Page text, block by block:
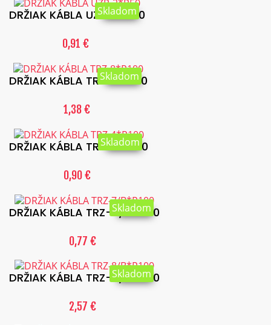
DRŽIAK KÁBLA UZP-2*P50
0,91 €
Skladom
DRŽIAK KÁBLA TRZ-8*P100
1,38 €
Skladom
DRŽIAK KÁBLA TRZ-4*P100
0,90 €
Skladom
DRŽIAK KÁBLA TRZ-7/B*P100
0,77 €
Skladom
DRŽIAK KÁBLA TRZ-8/B*P100
2,57 €
Skladom